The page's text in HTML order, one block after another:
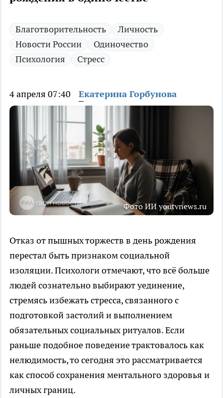
Благотворительность
Личность
Новости России
Одиночество
Психология
Стресс
4 апреля 07:40 Екатерина Горбунова
Фото ИИ youtvnews.ru
Отказ от пышных торжеств в день рождения
перестал быть признаком социальной
изоляции. Психологи отмечают, что всё больше
людей сознательно выбирают уединение,
стремясь избежать стресса, связанного с
подготовкой застолий и выполнением
обязательных социальных ритуалов. Если
раньше подобное поведение трактовалось как
нелюдимость, то сегодня это рассматривается
как способ сохранения ментального здоровья и
личных границ.